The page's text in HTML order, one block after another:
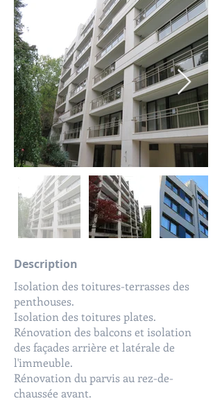
Description
Isolation des toitures-terrasses des
penthouses.
Isolation des toitures plates.
Rénovation des balcons et isolation
des façades arrière et latérale de
l'immeuble.
Rénovation du parvis au rez-de-
chaussée avant.